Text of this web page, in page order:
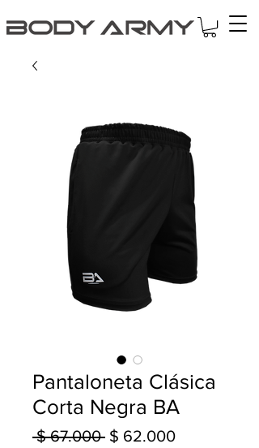
Pantaloneta Clásica
Corta Negra BA
$ 67.000 Precio
$ 62.000Precio